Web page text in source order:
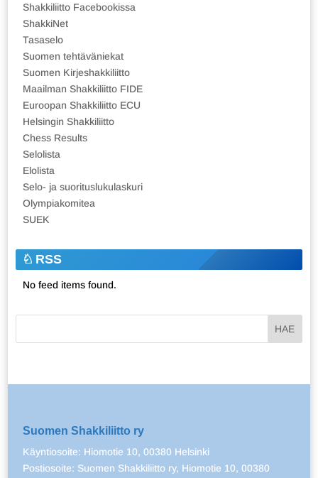
Shakkiliitto Facebookissa
ShakkiNet
Tasaselo
Suomen tehtäväniekat
Suomen Kirjeshakkiliitto
Maailman Shakkiliitto FIDE
Euroopan Shakkiliitto ECU
Helsingin Shakkiliitto
Chess Results
Selolista
Elolista
Selo- ja suorituslukulaskuri
Olympiakomitea
SUEK
RSS
No feed items found.
Suomen Shakkiliitto ry
Käyntiosoite: Hiomotie 10, 00380 Helsinki
Postiosoite: Suomen Shakkiliitto ry, Hiomotie 10, 00380